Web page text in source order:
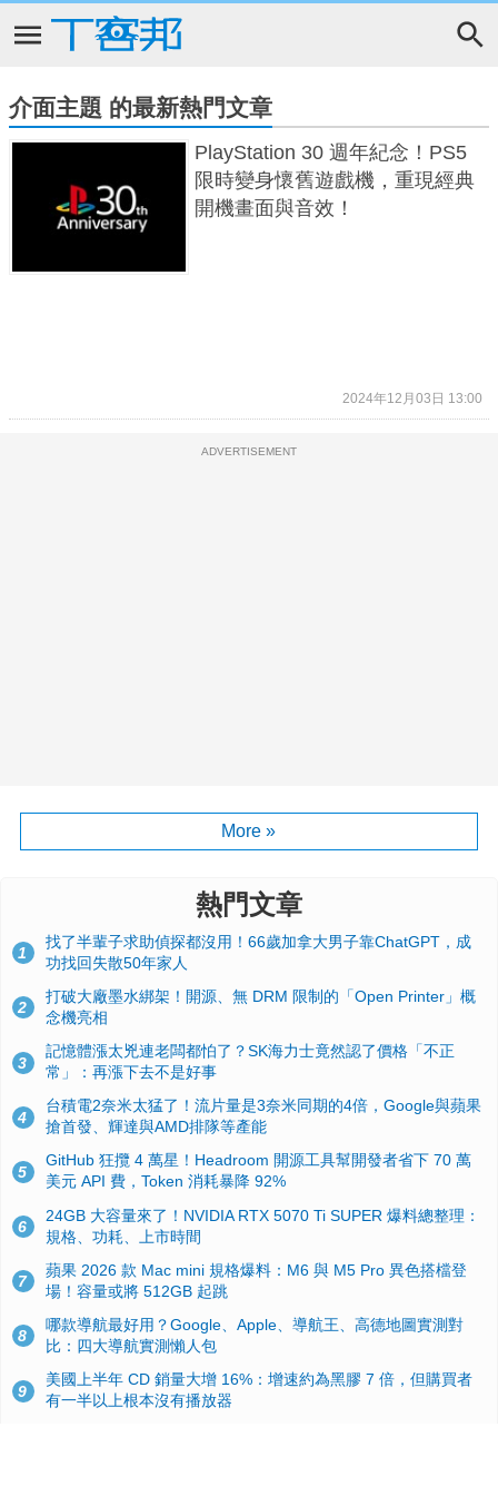
介面主題 的最新熱門文章
PlayStation 30 週年紀念！PS5
限時變身懷舊遊戲機，重現經典
開機畫面與音效！
2024年12月03日 13:00
ADVERTISEMENT
More »
熱門文章
1
找了半輩子求助偵探都沒用！66歲加拿大男子靠ChatGPT，成
功找回失散50年家人
2
打破大廠墨水綁架！開源、無 DRM 限制的「Open Printer」概
念機亮相
3
記憶體漲太兇連老闆都怕了？SK海力士竟然認了價格「不正
常」：再漲下去不是好事
4
台積電2奈米太猛了！流片量是3奈米同期的4倍，Google與蘋果
搶首發、輝達與AMD排隊等產能
5
GitHub 狂攬 4 萬星！Headroom 開源工具幫開發者省下 70 萬
美元 API 費，Token 消耗暴降 92%
6
24GB 大容量來了！NVIDIA RTX 5070 Ti SUPER 爆料總整理：
規格、功耗、上市時間
7
蘋果 2026 款 Mac mini 規格爆料：M6 與 M5 Pro 異色搭檔登
場！容量或將 512GB 起跳
8
哪款導航最好用？Google、Apple、導航王、高德地圖實測對
比：四大導航實測懶人包
9
美國上半年 CD 銷量大增 16%：增速約為黑膠 7 倍，但購買者
有一半以上根本沒有播放器